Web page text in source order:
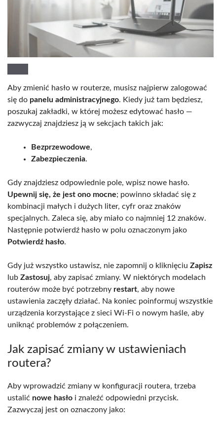
Aby zmienić hasło w routerze, musisz najpierw zalogować
się do panelu administracyjnego. Kiedy już tam będziesz,
poszukaj zakładki, w której możesz edytować hasło —
zazwyczaj znajdziesz ją w sekcjach takich jak:
Bezprzewodowe,
Zabezpieczenia.
Gdy znajdziesz odpowiednie pole, wpisz nowe hasło.
Upewnij się, że jest ono mocne; powinno składać się z
kombinacji małych i dużych liter, cyfr oraz znaków
specjalnych. Zaleca się, aby miało co najmniej 12 znaków.
Następnie potwierdź hasło w polu oznaczonym jako
Potwierdź hasło.
Gdy już wszystko ustawisz, nie zapomnij o kliknięciu Zapisz
lub Zastosuj, aby zapisać zmiany. W niektórych modelach
routerów może być potrzebny restart, aby nowe
ustawienia zaczęły działać. Na koniec poinformuj wszystkie
urządzenia korzystające z sieci Wi-Fi o nowym haśle, aby
uniknąć problemów z połączeniem.
Jak zapisać zmiany w ustawieniach
routera?
Aby wprowadzić zmiany w konfiguracji routera, trzeba
ustalić nowe hasło i znaleźć odpowiedni przycisk.
Zazwyczaj jest on oznaczony jako: